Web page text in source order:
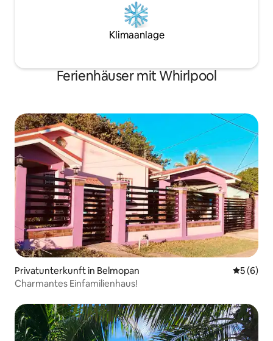
Klimaanlage
Ferienhäuser mit Whirlpool
Privatunterkunft in Belmopan
5 (6)
Charmantes Einfamilienhaus!